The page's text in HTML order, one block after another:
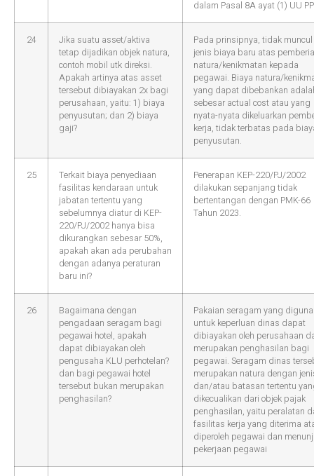
dalam Pasal 8A ayat (1) UU
24
Jika suatu asset/aktiva
tetap dijadikan objek natura,
contoh mobil utk direksi.
Apakah artinya atas asset
tersebut dibiayakan 2x bagi
perusahaan, yaitu: 1) biaya
penyusutan; dan 2) biaya
gaji?
Pada prinsipnya, tidak muncul
jenis biaya baru atas
natura/kenikmatan kepada
pegawai. Biaya natura/
yang dapat dibebankan
sebesar actual cost atau yang
nyata-nyata dikeluarkan
kerja, tidak terbatas pada
penyusutan.
25
Terkait biaya penyediaan
fasilitas kendaraan untuk
jabatan tertentu yang
sebelumnya diatur di KEP-
220/PJ/2002 hanya bisa
dikurangkan sebesar 50%,
apakah akan ada perubahan
dengan adanya peraturan
baru ini?
Penerapan KEP-220/PJ/2002
dilakukan sepanjang tidak
bertentangan dengan PMK-66
Tahun 2023.
26
Bagaimana dengan
pengadaan seragam bagi
pegawai hotel, apakah
dapat dibiayakan oleh
pengusaha KLU perhotelan?
dan bagi pegawai hotel
tersebut bukan merupakan
penghasilan?
Pakaian seragam yang
untuk keperluan dinas dapat
dibiayakan oleh perusahaan
merupakan penghasilan bagi
pegawai. Seragam dinas
merupakan natura dengan
dan/atau batasan tertentu
dikecualikan dari objek pajak
penghasilan, yaitu peralatan
fasilitas kerja yang diterima
diperoleh pegawai dan
pekerjaan pegawai